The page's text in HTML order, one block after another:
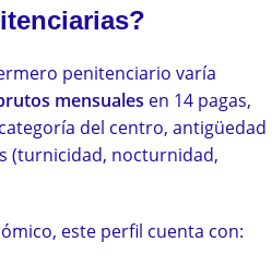
penitenciario varía
mensuales en 14 pagas,
del centro, antigüedad
(turnicidad, nocturnidad,
este perfil cuenta con: